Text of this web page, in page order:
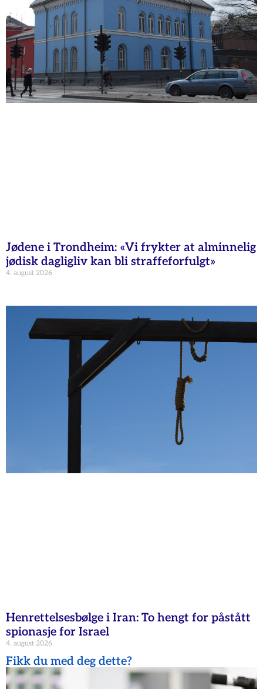
Jødene i Trondheim: «Vi frykter at alminnelig
jødisk dagligliv kan bli straffeforfulgt»
4. august 2026
Henrettelsesbølge i Iran: To hengt for påstått
spionasje for Israel
4. august 2026
Fikk du med deg dette?